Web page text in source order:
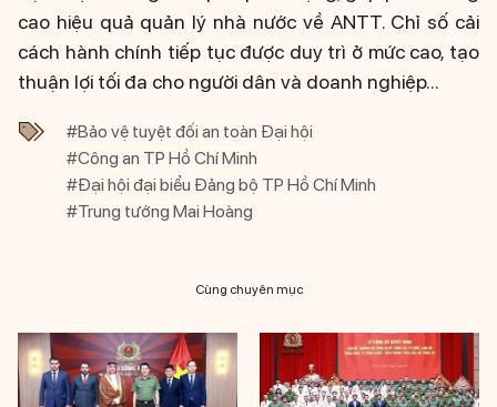
cao hiệu quả quản lý nhà nước về ANTT. Chỉ số cải
cách hành chính tiếp tục được duy trì ở mức cao, tạo
thuận lợi tối đa cho người dân và doanh nghiệp...
#Bảo vệ tuyệt đối an toàn Đại hội
#Công an TP Hồ Chí Minh
#Đại hội đại biểu Đảng bộ TP Hồ Chí Minh
#Trung tướng Mai Hoàng
Cùng chuyên mục